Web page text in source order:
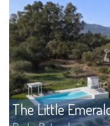
The Little